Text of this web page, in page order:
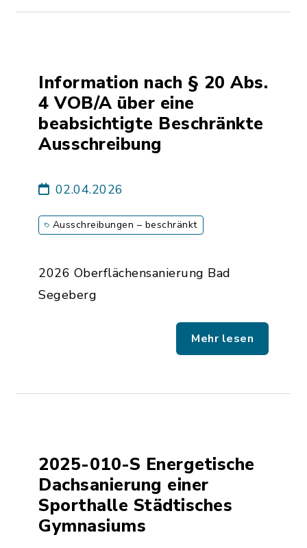
Information nach § 20 Abs.
4 VOB/A über eine
beabsichtigte Beschränkte
Ausschreibung
02.04.2026
Ausschreibungen – beschränkt
2026 Oberflächensanierung Bad
Segeberg
Mehr lesen
2025-010-S Energetische
Dachsanierung einer
Sporthalle Städtisches
Gymnasiums